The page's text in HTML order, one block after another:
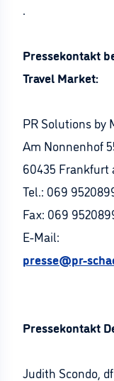
.
Pressekontakt
Travel Market:
PR Solutions by
Am Nonnenhof
60435 Frankfurt
Tel.: 069
Fax: 069
E-Mail:
presse@pr-
Pressekontakt
Judith Scondo,